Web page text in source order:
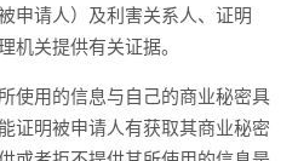
请人）及利害关系人、证明
机关提供有关证据。
用的信息与自己的商业秘密具
证明被申请人有获取其商业秘密